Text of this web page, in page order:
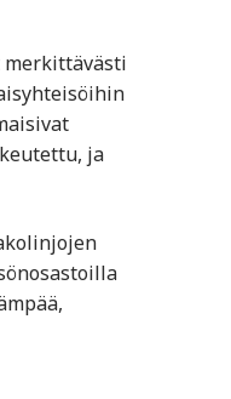
merkittävästi
ja